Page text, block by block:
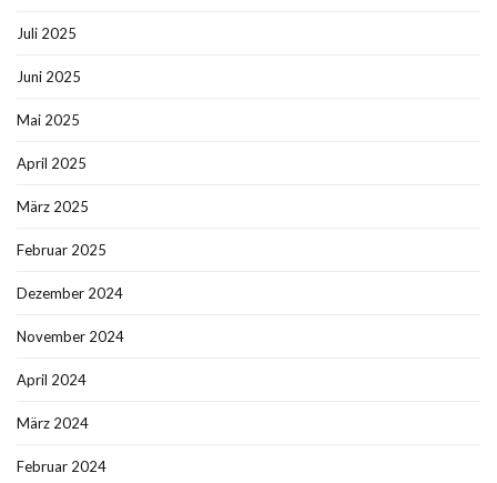
Juli 2025
Juni 2025
Mai 2025
April 2025
März 2025
Februar 2025
Dezember 2024
November 2024
April 2024
März 2024
Februar 2024